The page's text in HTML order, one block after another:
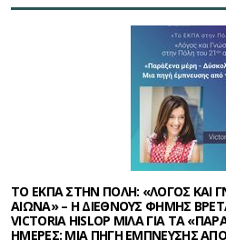
ΤΟ ΕΚΠΑ ΣΤΗΝ ΠΟΛΗ: «ΛΟΓΟΣ ΚΑΙ
ΑΙΩΝΑ» – Η ΔΙΕΘΝΟΥΣ ΦΗΜΗΣ
VICTORIA HISLOP ΜΙΛΑ ΓΙΑ ΤΑ
ΗΜΕΡΕΣ: ΜΙΑ ΠΗΓΗ ΕΜΠΝΕΥΣΗΣ